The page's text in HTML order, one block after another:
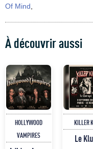
Of Mind
À découvrir aussi
HOLLYWOOD
VAMPIRES
KILLER
Le